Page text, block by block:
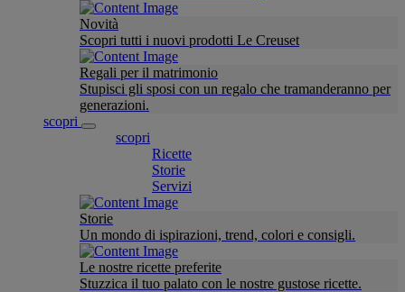
Novità
Scopri tutti i nuovi prodotti Le Creuset
Regali per il matrimonio
Stupisci gli sposi con un regalo che tramanderanno per
generazioni.
scopri
scopri
Ricette
Storie
Servizi
Storie
Un mondo di ispirazioni, trend, colori e consigli.
Le nostre ricette preferite
Stuzzica il tuo palato con le nostre gustose ricette.